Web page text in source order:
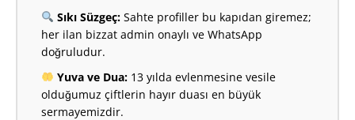
Sıkı Süzgeç:Sahte profiller bu kapıdan giremez;
her ilan bizzat admin onaylı ve WhatsApp
doğruludur.
Yuva ve Dua:13 yılda evlenmesine vesile
olduğumuz çiftlerin hayır duası en büyük
sermayemizdir.